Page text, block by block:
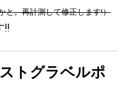
と。再計測して修正します!）
!!
トグラベルポ